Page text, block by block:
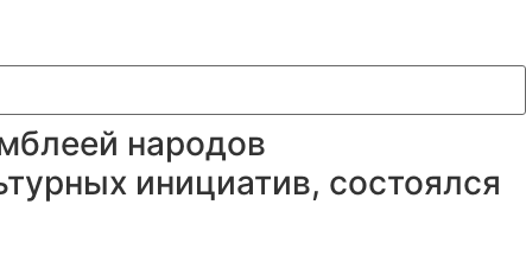
народов
инициатив, состоялся